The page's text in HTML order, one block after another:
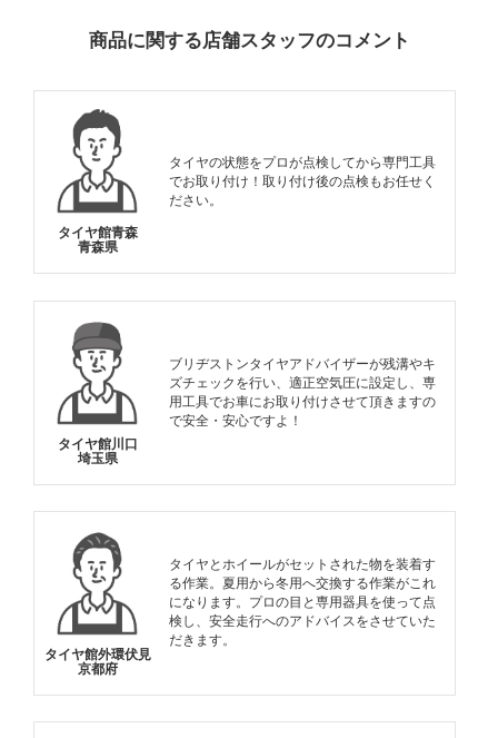
商品に関する店舗スタッフのコメント
タイヤ館青森
青森県
タイヤの状態をプロが点検してから専門工具
でお取り付け！取り付け後の点検もお任せく
ださい。
タイヤ館川口
埼玉県
ブリヂストンタイヤアドバイザーが残溝やキ
ズチェックを行い、適正空気圧に設定し、専
用工具でお車にお取り付けさせて頂きますの
で安全・安心ですよ！
タイヤ館外環伏見
京都府
タイヤとホイールがセットされた物を装着す
る作業。夏用から冬用へ交換する作業がこれ
になります。プロの目と専用器具を使って点
検し、安全走行へのアドバイスをさせていた
だきます。